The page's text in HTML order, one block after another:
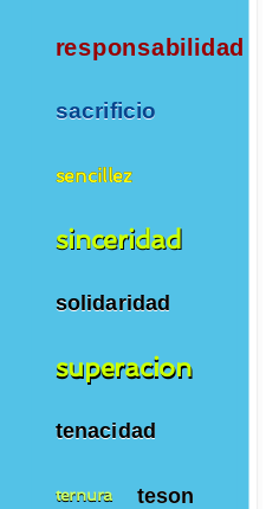
responsabilidad
sacrificio
sencillez
sinceridad
solidaridad
superacion
tenacidad
ternura teson